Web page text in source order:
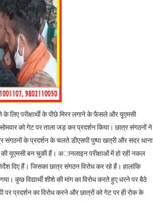
के लिए परीक्षार्थी के पीछे मिरर लगाने के फैसले और यूएमसी
को गेट पर ताला जड़ कर प्रदर्शन किया। छात्र संगठनों ने
संगठनों के प्रदर्शन के चलते डीएसपी पुष्पा खत्री और सदर थाना
की यूएमसी बन चुकी हैं। अानलाइन परीक्षाओं में हो रही नकल
दिए हैं। जिसका छात्र संगठन विरोध कर रहे हैं। हालांकि
कुछ विद्यार्थी शीशे की मांग का विरोध करते हुए धरने पर बैठे
पर प्रदर्शन का विरोध करने और छात्रों को गेट पर ही रोक के